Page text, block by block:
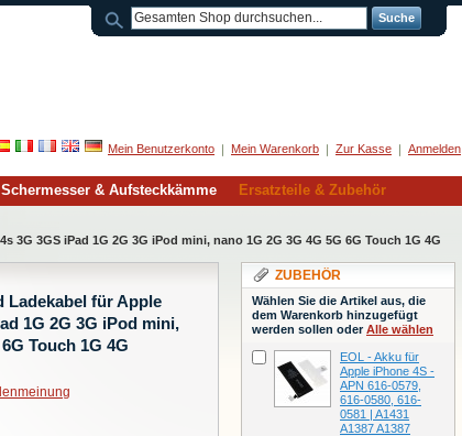
Suche
Mein Benutzerkonto Mein Warenkorb Zur Kasse Anmelden
Schermesser & Aufsteckkämme Ersatzteile & Zubehör
3G 3GS iPad 1G 2G 3G iPod mini, nano 1G 2G 3G 4G 5G 6G Touch 1G 4G
Ladekabel für Apple
1G 2G 3G iPod mini,
Touch 1G 4G
ZUBEHÖR
Wählen Sie die Artikel aus, die
dem Warenkorb hinzugefügt
werden sollen oderAlle wählen
EOL - Akku für
Apple iPhone 4S -
APN 616-0579,
616-0580, 616-
0581 | A1431
A1387 A1387